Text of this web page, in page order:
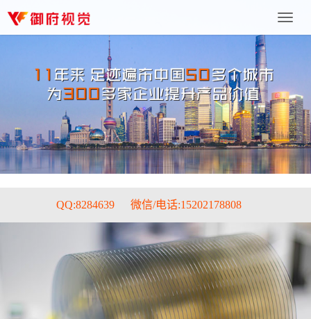
上
海
传
播
有
限
公
司
QQ:8284639 微信/电话:15202178808